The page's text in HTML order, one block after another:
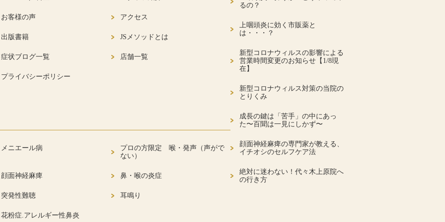
お客様の声 アクセス
出版書籍 JSメソッドとは
症状ブログ一覧 店舗一覧
プライバシーポリシー
メニエール病
プロの方限定 喉・発声（声がで
ない）
顔面神経麻痺 鼻・喉の炎症
突発性難聴 耳鳴り
花粉症.アレルギー性鼻炎
るの？
上咽頭炎に効く市販薬と
は・・・？
新型コロナウィルスの影響による
営業時間変更のお知らせ【1/8現
在】
新型コロナウィルス対策の当院の
とりくみ
成長の鍵は「苦手」の中にあっ
た〜百聞は一見にしかず〜
顔面神経麻痺の専門家が教える、
イチオシのセルフケア法
絶対に迷わない！代々木上原院へ
の行き方